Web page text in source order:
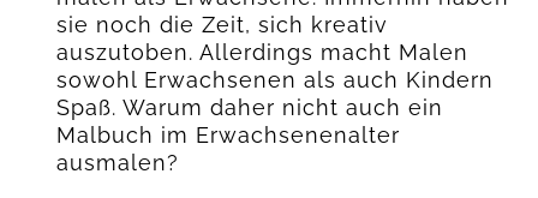
sie noch die Zeit, sich kreativ
auszutoben. Allerdings macht Malen
sowohl Erwachsenen als auch Kindern
Spaß. Warum daher nicht auch ein
Malbuch im Erwachsenenalter
ausmalen?